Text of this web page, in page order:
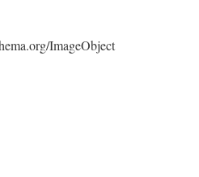
ImageObject